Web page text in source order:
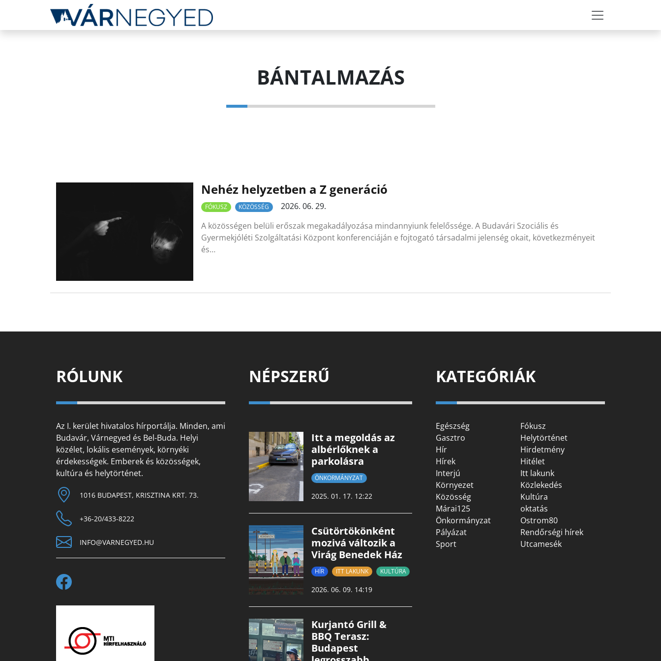
BÁNTALMAZÁS
Nehéz helyzetben a Z generáció
FÓKUSZ KÖZÖSSÉG
2026. 06. 29.
A közösségen belüli erőszak megakadályozása mindannyiunk felelőssége. A Budavári Szociális és
Gyermekjóléti Szolgáltatási Központ konferenciáján e fojtogató társadalmi jelenség okait, következményeit
és…
RÓLUNK
Az I. kerület hivatalos hírportálja. Minden, ami
Budavár, Várnegyed és Bel-Buda. Helyi
közélet, lokális események, környéki
érdekességek. Emberek és közösségek,
kultúra és helytörténet.
1016 BUDAPEST, KRISZTINA KRT. 73.
+36-20/433-8222
INFO@VARNEGYED.HU
NÉPSZERŰ
Itt a megoldás az
albérlőknek a
parkolásra
ÖNKORMÁNYZAT
2025. 01. 17. 12:22
Csütörtökönként
mozivá változik a
Virág Benedek Ház
HÍR ITT LAKUNK KULTÚRA
2026. 06. 09. 14:19
Kurjantó Grill &
BBQ Terasz:
Budapest
KATEGÓRIÁK
Egészség
Fókusz
Gasztro
Helytörténet
Hír
Hirdetmény
Hírek
Hitélet
Interjú
Itt lakunk
Környezet
Közlekedés
Közösség
Kultúra
Márai125
oktatás
Önkormányzat
Ostrom80
Pályázat
Rendőrségi hírek
Sport
Utcamesék